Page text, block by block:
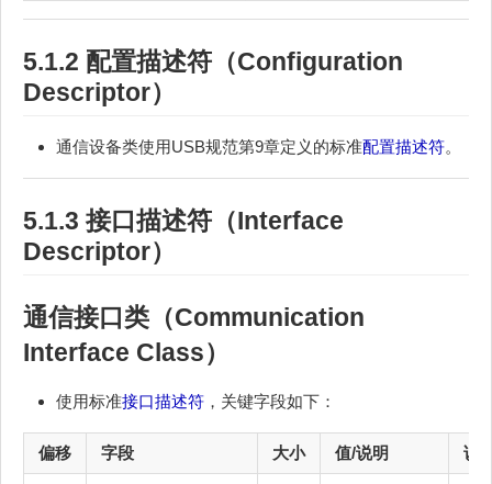
5.1.2 配置描述符 （Configuration
Descriptor）
通信设备类使用USB规范第9章定义的标准配置描述符。
5.1.3 接口描述符 （Interface
Descriptor）
通信接口类（Communication
Interface Class）
使用标准接口描述符 ，关键字段如下：
偏移 字段 大小 值/说明 说